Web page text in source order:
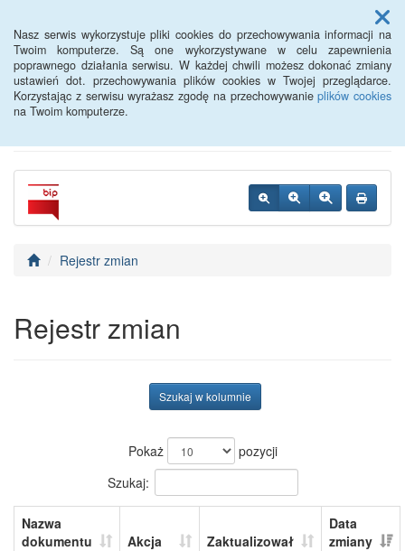
Nasz serwis wykorzystuje pliki cookies do przechowywania informacji na
Twoim komputerze. Są one wykorzystywane w celu zapewnienia
poprawnego działania serwisu. W każdej chwili możesz dokonać zmiany
ustawień dot. przechowywania plików cookies w Twojej przeglądarce.
Korzystając z serwisu wyrażasz zgodę na przechowywanieplików cookies
na Twoim komputerze.
Menu
Powiatowy Urząd Pracy w
Oławie
Rejestr zmian
Rejestr zmian
Szukaj w kolumnie
Pokaż
pozycji
Szukaj:
Nazwa
dokumentu
Akcja Zaktualizował
Data
zmiany